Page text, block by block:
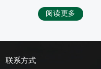
阅读更多
联系方式